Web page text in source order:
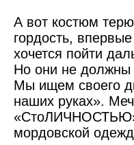
А вот костюм
гордость,
хочется пойти
Но они не должны
Мы ищем своего
наших руках».
мордовской